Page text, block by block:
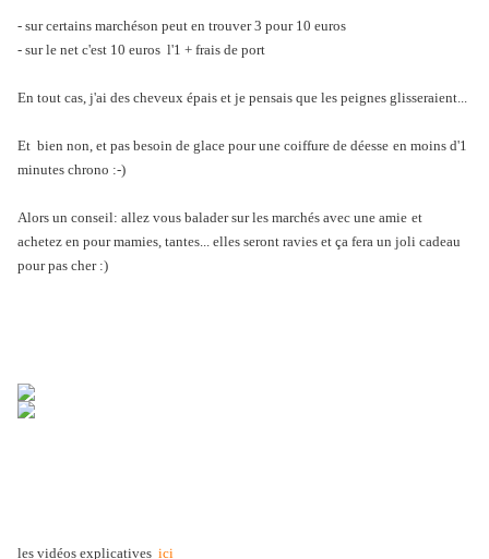
- sur certains marchéson peut en trouver 3 pour 10 euros
- sur le net c'est 10 euros l'1 + frais de port
En tout cas, j'ai des cheveux épais et je pensais que les peignes glisseraient...
Et bien non, et pas besoin de glace pour une coiffure de déesse en moins d'1
minutes chrono :-)
Alors un conseil: allez vous balader sur les marchés avec une amie et
achetez en pour mamies, tantes... elles seront ravies et ça fera un joli cadeau
pour pas cher :)
les vidéos explicatives ici